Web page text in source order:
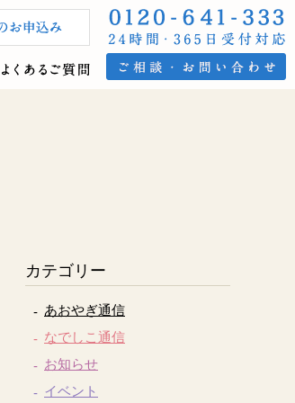
カテゴリー
あおやぎ通信
なでしこ通信
お知らせ
イベント